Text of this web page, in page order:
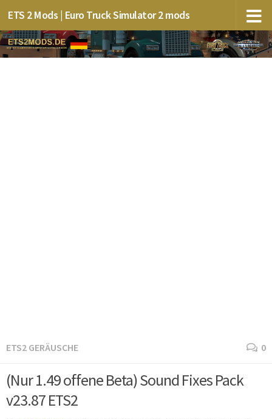
ETS 2 Mods | Euro Truck Simulator 2 mods
ETS2 GERÄUSCHE 0
(Nur 1.49 offene Beta) Sound Fixes Pack
v23.87 ETS2